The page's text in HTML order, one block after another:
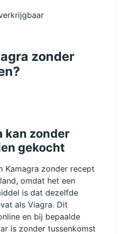
zonder
kan zonder
gekocht
Kamagra zonder recept
omdat het een
is dat dezelfde
als Viagra. Dit
en bij bepaalde
is zonder tussenkomst